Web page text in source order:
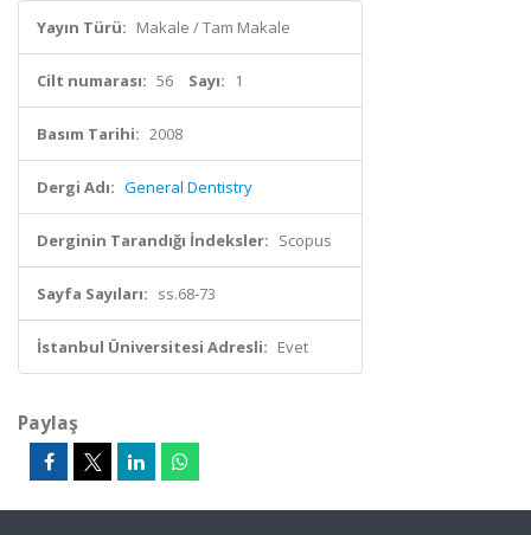
Yayın Türü: Makale / Tam Makale
Cilt numarası: 56 Sayı: 1
Basım Tarihi: 2008
Dergi Adı: General Dentistry
Derginin Tarandığı İndeksler: Scopus
Sayfa Sayıları: ss.68-73
İstanbul Üniversitesi Adresli: Evet
Paylaş